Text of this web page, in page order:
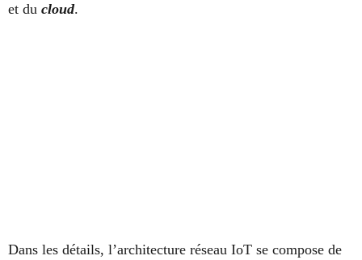
et du cloud.
Dans les détails, l’architecture réseau IoT se compose de